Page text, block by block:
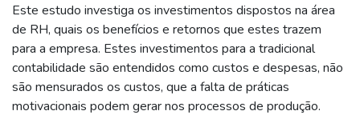
Este estudo investiga os investimentos dispostos na área
de RH, quais os benefícios e retornos que estes trazem
para a empresa. Estes investimentos para a tradicional
contabilidade são entendidos como custos e despesas, não
são mensurados os custos, que a falta de práticas
motivacionais podem gerar nos processos de produção.